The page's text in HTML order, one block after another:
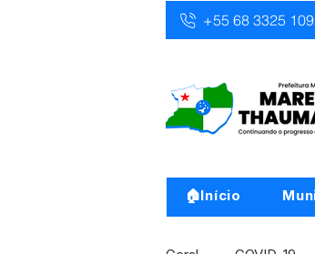
+55 68 3325
🏠Início